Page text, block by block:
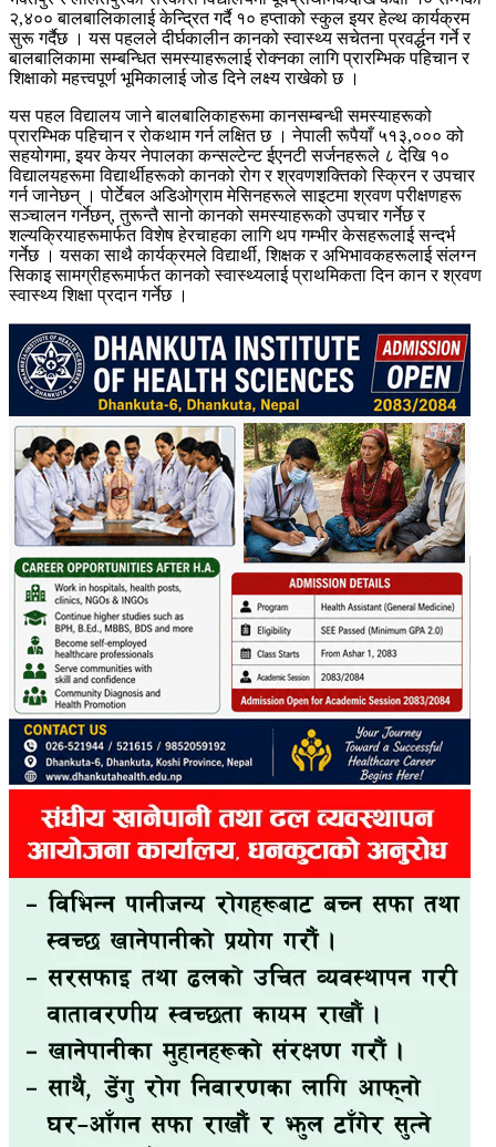
२,४०० बालबालिकालाई केन्द्रित गर्दै १० हप्ताको स्कुल इयर हेल्थ कार्यक्रम
सुरू गर्दैछ । यस पहलले दीर्घकालीन कानको स्वास्थ्य सचेतना प्रवर्द्धन गर्ने र
बालबालिकामा सम्बन्धित समस्याहरूलाई रोक्नका लागि प्रारम्भिक पहिचान र
शिक्षाको महत्त्वपूर्ण भूमिकालाई जोड दिने लक्ष्य राखेको छ ।
यस पहल विद्यालय जाने बालबालिकाहरूमा कानसम्बन्धी समस्याहरूको
प्रारम्भिक पहिचान र रोकथाम गर्न लक्षित छ । नेपाली रूपैयाँ ५१३,००० को
सहयोगमा, इयर केयर नेपालका कन्सल्टेन्ट ईएनटी सर्जनहरूले ८ देखि १०
विद्यालयहरूमा विद्यार्थीहरूको कानको रोग र श्रवणशक्तिको स्क्रिन र उपचार
गर्न जानेछन् । पोर्टेबल अडिओग्राम मेसिनहरूले साइटमा श्रवण परीक्षणहरू
सञ्चालन गर्नेछन्, तुरून्तै सानो कानको समस्याहरूको उपचार गर्नेछ र
शल्यक्रियाहरूमार्फत विशेष हेरचाहका लागि थप गम्भीर केसहरूलाई सन्दर्भ
गर्नेछ । यसका साथै कार्यक्रमले विद्यार्थी, शिक्षक र अभिभावकहरूलाई संलग्न
सिकाइ सामग्रीहरूमार्फत कानको स्वास्थ्यलाई प्राथमिकता दिन कान र श्रवण
स्वास्थ्य शिक्षा प्रदान गर्नेछ ।